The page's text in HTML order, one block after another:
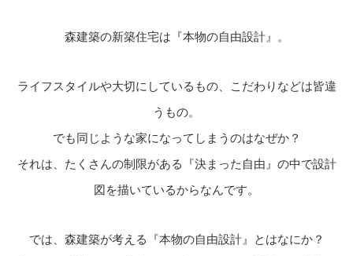
森建築の新築住宅は『本物の自由設計』。
ライフスタイルや大切にしているもの、こだわりなどは皆違
うもの。
でも同じような家になってしまうのはなぜか？
それは、たくさんの制限がある『決まった自由』の中で設計
図を描いているからなんです。
では、森建築が考える『本物の自由設計』とはなにか？